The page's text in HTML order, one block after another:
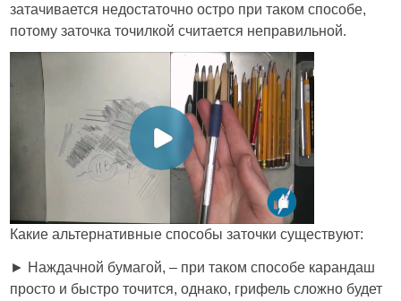
затачивается недостаточно остро при таком способе,
потому заточка точилкой считается неправильной.
Какие альтернативные способы заточки существуют:
► Наждачной бумагой, – при таком способе карандаш
просто и быстро точится, однако, грифель сложно будет